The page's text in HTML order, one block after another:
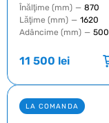
Înălţime (mm) — 870
Lăţime (mm) — 1620
Adâncime (mm) — 500
11 500 lei
LA COMANDA